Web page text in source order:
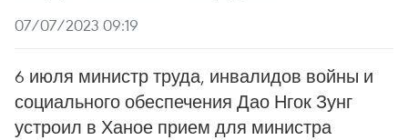
07/07/2023 09:19
6 июля министр труда, инвалидов войны и
социального обеспечения Дао Нгок Зунг
устроил в Ханое прием для министра